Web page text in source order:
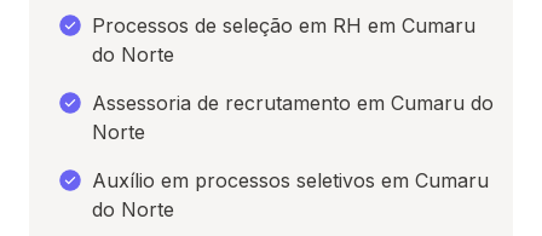
Processos de seleção em RH em Cumaru
do Norte
Assessoria de recrutamento em Cumaru do
Norte
Auxílio em processos seletivos em Cumaru
do Norte